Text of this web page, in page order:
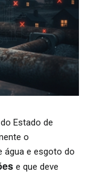
Estado de
o
água e esgoto do
e que deve